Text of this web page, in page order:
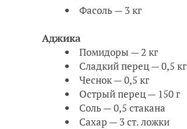
Фасоль — 3 кг
Аджика
Помидоры — 2 кг
Сладкий перец — 0,5 кг
Чеснок — 0,5 кг
Острый перец — 150 г
Соль — 0,5 стакана
Сахар — 3 ст. ложки